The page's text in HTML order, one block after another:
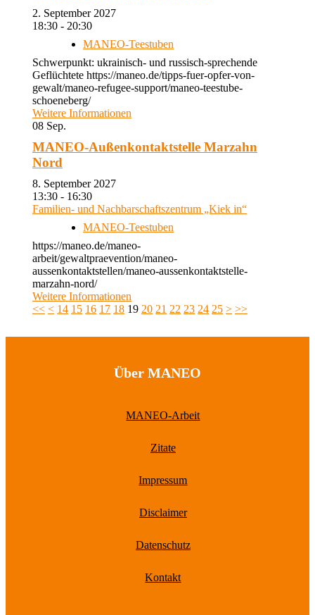
2. September 2027
18:30 - 20:30
MANEO-Teestuben
Schwerpunkt: ukrainisch- und russisch-sprechende
Geflüchtete https://maneo.de/tipps-fuer-opfer-von-
gewalt/maneo-refugee-support/maneo-teestube-
schoeneberg/
Weitere Informationen
08 Sep.
MANEO-Außenkontaktstelle Marzahn
Nord
8. September 2027
13:30 - 16:30
Familien- und Nachbarschaftszentrum „Kiek in“
MANEO-Teestuben
https://maneo.de/maneo-
arbeit/gewaltpraevention/maneo-
aussenkontaktstellen/maneo-aussenkontaktstelle-
marzahn-nord/
Weitere Informationen
<< < 14 15 16 17 18 19 20 21 22 23 24 25 > >>
Über MANEO
MANEO-Arbeit
Zitate
Impressum
Disclaimer
Datenschutz
Kontakt